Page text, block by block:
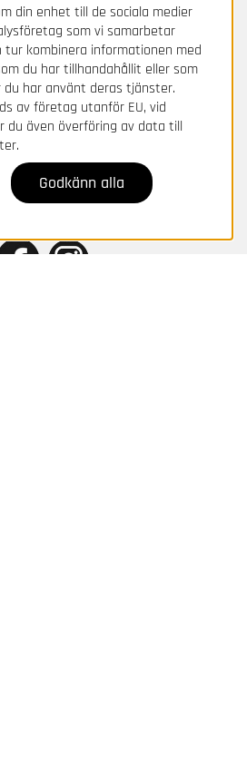
din enhet till de sociala medier
som vi samarbetar
tur kombinera informationen med
du har tillhandahållit eller som
har använt deras tjänster.
av företag utanför EU, vid
du även överföring av data till
Godkänn alla